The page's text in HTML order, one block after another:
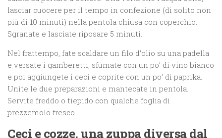
lasciar cuocere per il tempo in confezione (di solito non
più di 10 minuti) nella pentola chiusa con coperchio.
Sgranate e lasciate riposare 5 minuti.
Nel frattempo, fate scaldare un filo d’olio su una padella
e versate i gamberetti; sfumate con un po’ di vino bianco
e poi aggiungete i ceci e coprite con un po’ di paprika.
Unite le due preparazioni e mantecate in pentola.
Servite freddo o tiepido con qualche foglia di
prezzemolo fresco.
Ceci e cozze, una zuppa diversa dal